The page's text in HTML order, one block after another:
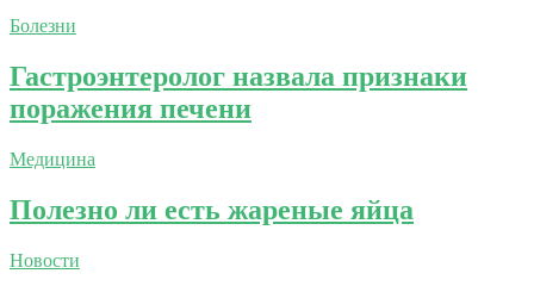
Болезни
Гастроэнтеролог назвала признаки
поражения печени
Медицина
Полезно ли есть жареные яйца
Новости